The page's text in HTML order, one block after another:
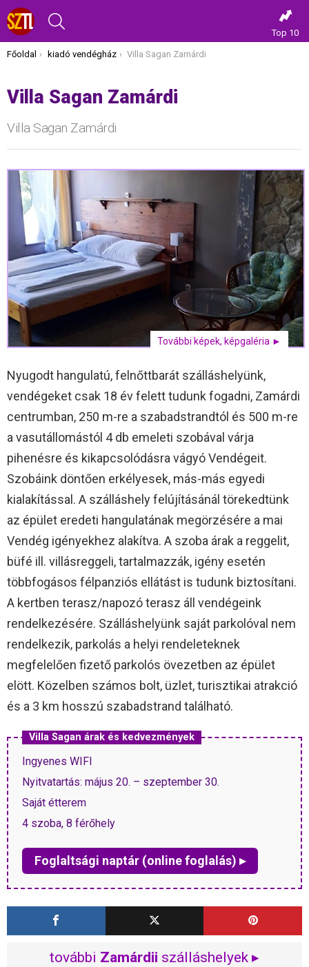
Top 10
Itt vagy most:
Főoldal kiadó vendégház Villa Sagan Zamárdi
Villa Sagan Zamárdi
Villa Sagan Zamárdi
További képek, képgaléria ►
Nyugodt hangulatú, felnőttbarát szálláshelyünk,
vendégeket csak 18 év felett tudunk fogadni, Zamárdi
centrumban, 250 m-re a szabadstrandtól és 500 m-re
a vasutállomástól 4 db emeleti szobával várja
pihenésre és kikapcsolódásra vágyó Vendégeit.
Szobáink döntően erkélyesek, más-más egyedi
kialakítással. A szálláshely felújításánál törekedtünk
az épület eredeti hangulatának megörzésére a mai
Vendég igényekhez alakítva. A szoba árak a reggelit,
büfé ill. villásreggeli, tartalmazzák, igény esetén
többfogásos félpanziós ellátást is tudunk biztosítani.
A kertben terasz/napozó terasz áll vendégeink
rendelkezésére. Szálláshelyünk saját parkolóval nem
rendelkezik, parkolás a helyi rendeleteknek
megfelelően fizető parkolós övezetben az épület
elött. Közelben számos bolt, üzlet, turisztikai atrakció
és a 3 km hosszú szabadstrand található.
Villa Sagan árak és kedvezmények
Ingyenes WIFI
Nyitvatartás: május 20. – szeptember 30.
Saját étterem
4 szoba, 8 férőhely
Foglaltsági naptár (online foglalás) ▸
további Zamárdii szálláshelyek ▸